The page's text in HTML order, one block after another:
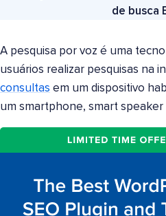
de busca
A pesquisa por voz é uma
usuários realizar pesquisas na
consultas em um dispositivo
um smartphone, smart